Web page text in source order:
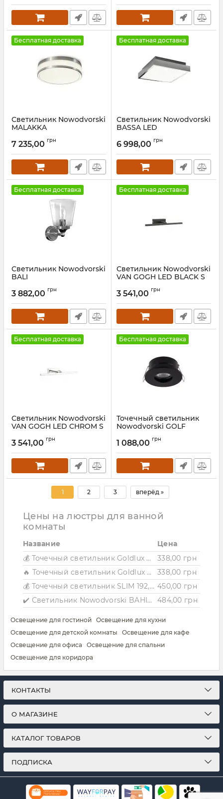
Бесплатная доставка
Светильник Nowodvorski
MALAKKA
7 235,00 грн
Бесплатная доставка
Светильник Nowodvorski
BASSA LED
6 998,00 грн
Бесплатная доставка
Светильник Nowodvorski
BALI
3 882,00 грн
Бесплатная доставка
Светильник Nowodvorski
VAN GOGH LED BLACK S
3 541,00 грн
Бесплатная доставка
Светильник Nowodvorski
VAN GOGH LED CHROM S
3 541,00 грн
Бесплатная доставка
Точечный светильник
Nowodvorski GOLF
Артикул:8376
1 088,00 грн
1 2 3 вперёд »
Цены на люстры для ванной
комнаты
Название
Цена
💰 Точечный светильник Goldlux Neptun GU10 1x8W IP44/20 WH
338,00 грн
🔥 Точечный светильник Goldlux Neptun GU10 1x8W IP44/20 BK
338,00 грн
💰 Точечный светильник SLIM 192, белый 450,00 грн
✔️ Светильник Nowodvorski BAHIA 10712
484,00 грн
Освещение для гостиной Освещение для кухни
Освещение для детской комнаты
Освещение для кафе
Освещение для офиса
Освещение для спальни
Освещение для коридора
КОНТАКТЫ
О МАГАЗИНЕ
КАТАЛОГ ТОВАРОВ
ПОДПИСКА